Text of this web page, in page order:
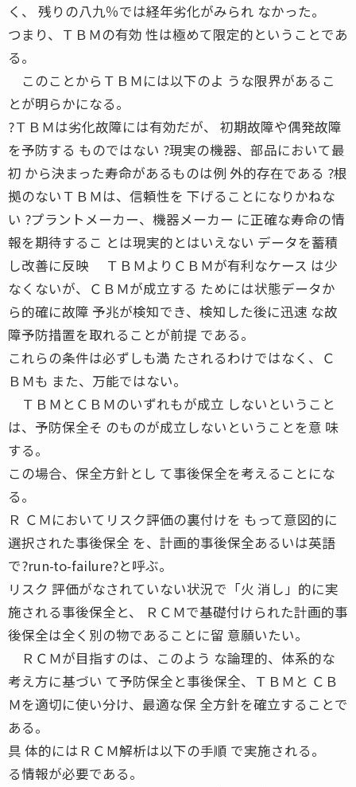
く、 残りの八九％では経年劣化がみられ なかった。
つまり、ＴＢＭの有効 性は極めて限定的ということであ
る。
このことからＴＢＭには以下のよ うな限界があるこ
とが明らかになる。
?ＴＢＭは劣化故障には有効だが、 初期故障や偶発故障
を予防する ものではない ?現実の機器、部品において最
初 から決まった寿命があるものは例 外的存在である ?根
拠のないＴＢＭは、信頼性を 下げることになりかねな
い ?プラントメーカー、機器メーカー に正確な寿命の情
報を期待するこ とは現実的とはいえない データを蓄積
し改善に反映 ＴＢＭよりＣＢＭが有利なケース は少
なくないが、ＣＢＭが成立する ためには状態データか
ら的確に故障 予兆が検知でき、検知した後に迅速 な故
障予防措置を取れることが前提 である。
これらの条件は必ずしも満 たされるわけではなく、Ｃ
ＢＭも また、万能ではない。
ＴＢＭとＣＢＭのいずれもが成立 しないということ
は、予防保全そ のものが成立しないということを意 味
する。
この場合、保全方針とし て事後保全を考えることにな
る。
Ｒ ＣＭにおいてリスク評価の裏付けを もって意図的に
選択された事後保全 を、計画的事後保全あるいは英語
で?run-to-failure?と呼ぶ。
リスク 評価がなされていない状況で「火 消し」的に実
施される事後保全と、 ＲＣＭで基礎付けられた計画的事
後保全は全く別の物であることに留 意願いたい。
ＲＣＭが目指すのは、このよう な論理的、体系的な
考え方に基づい て予防保全と事後保全、ＴＢＭと ＣＢ
Ｍを適切に使い分け、最適な保 全方針を確立することで
ある。
具 体的にはＲＣＭ解析は以下の手順 で実施される。
る情報が必要である。